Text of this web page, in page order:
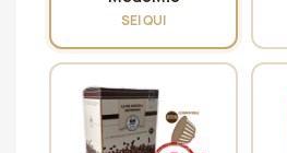
SEI QUI